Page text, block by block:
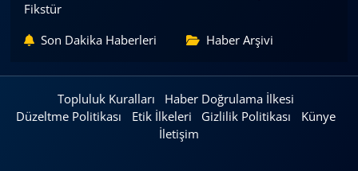
Fikstür
Son Dakika Haberleri Haber Arşivi
Topluluk Kuralları
Haber Doğrulama İlkesi
Düzeltme Politikası
Etik İlkeleri Gizlilik Politikası
Künye
İletişim